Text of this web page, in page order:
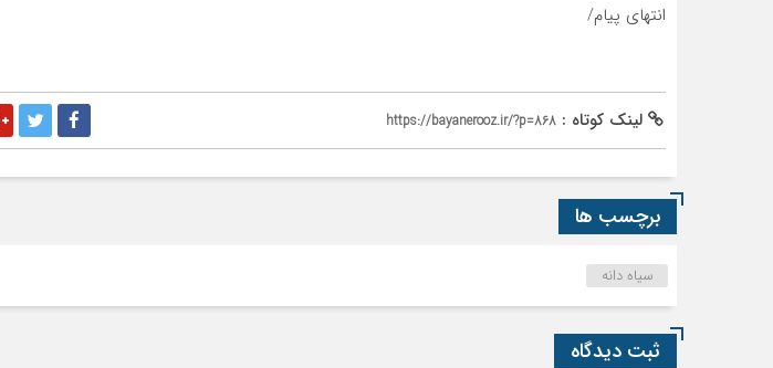
انتهای پیام/
لینک کوتاه : https://bayanerooz.ir/?p=868
برچسب ها
سیاه دانه
ثبت دیدگاه